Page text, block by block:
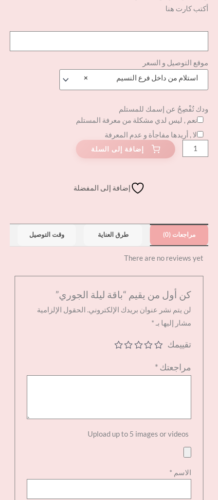
أكتب كارت هنا
موقع التوصيل و السعر
×
استلام من داخل فرع النسيم
ودك تُفْصِحُ عن إسمك للمستلم
نعم , ليس لدي مشكلة من معرفة المستلم
لا , أريدها مفاجأة و عدم المعرفة
إضافة إلى المفضلة
مراجعات (0) طرق العناية وقت التوصيل
There are no reviews yet
كن أول من يقيم “باقة ليلة الجوري”
لن يتم نشر عنوان بريدك الإلكتروني. الحقول الإلزامية
مشار إليها بـ *
تقييمك
مراجعتك *
Upload up to 5 images or videos
الاسم *